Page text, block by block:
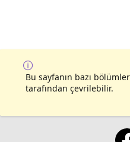
Bu sayfanın bazı
tarafından çevrilebilir.